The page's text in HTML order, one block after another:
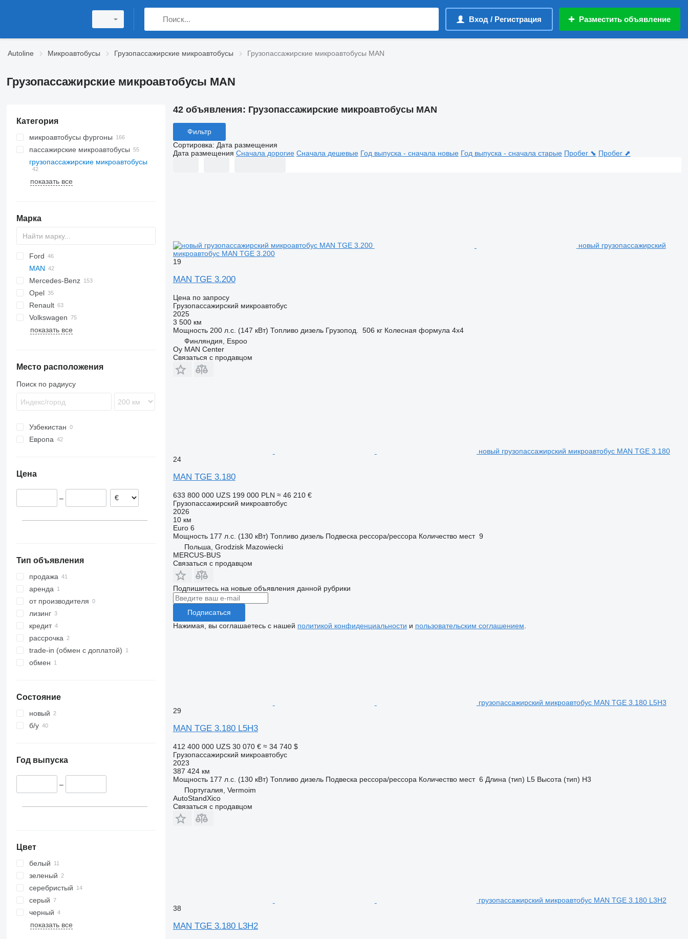
Вход / Регистрация Разместить объявление
Autoline Микроавтобусы Грузопассажирские микроавтобусы Грузопассажирские микроавтобусы MAN
Грузопассажирские микроавтобусы MAN
Категория
микроавтобусы фургоны
пассажирские микроавтобусы
грузопассажирские микроавтобусы
показать все
Марка
Jumper
Jumpy
Ducato
Scudo
Talento
Ford
L-series
Transit
Daily
MAN
TGE
TGE 3.140
TGE 3.160
TGE 3.180
TGE 3.200
Mercedes-Benz
Sprinter
V-Class
Vario
Viano
Caravan
Clipper
NV
Vanette
Opel
Movano
Vivaro
Boxer
Expert
Renault
G-series
Master
Hiace
Lite Ace
Volkswagen
Caravelle
LT
Transporter
2206
показать все
Место расположения
Поиск по радиусу
Узбекистан
Европа
Финляндия
Португалия
Цена
–
Тип объявления
продажа
аренда
от производителя
лизинг
кредит
рассрочка
trade-in (обмен с доплатой)
обмен
Состояние
новый
б/у
Год выпуска
–
Цвет
белый
зеленый
серебристый
серый
черный
показать все
42 объявления: Грузопассажирские микроавтобусы MAN
Фильтр
Сортировка: Дата размещения
Дата размещения Сначала дорогие Сначала дешевые Год выпуска - сначала новые Год выпуска - сначала старые Пробег ⬊ Пробег ⬈
новый грузопассажирский
микроавтобус MAN TGE 3.200
19
MAN TGE 3.200
Цена по запросу
Грузопассажирский микроавтобус
2025
3 500 км
Мощность 200 л.с. (147 кВт) Топливо дизель Грузопод. 506 кг Колесная формула 4x4
Финляндия, Espoo
Oy MAN Center
Связаться с продавцом
новый грузопассажирский микроавтобус MAN TGE 3.180
24
MAN TGE 3.180
633 800 000 UZS 199 000 PLN ≈ 46 210 €
Грузопассажирский микроавтобус
2026
10 км
Euro 6
Мощность 177 л.с. (130 кВт) Топливо дизель Подвеска рессора/рессора Количество мест 9
Польша, Grodzisk Mazowiecki
MERCUS-BUS
Связаться с продавцом
Подпишитесь на новые объявления данной рубрики
Подписаться
Нажимая, вы соглашаетесь с нашей политикой конфиденциальности и пользовательским соглашением
грузопассажирский микроавтобус MAN TGE 3.180 L5H3
29
MAN TGE 3.180 L5H3
412 400 000 UZS 30 070 € ≈ 34 740 $
Грузопассажирский микроавтобус
2023
387 424 км
Мощность 177 л.с. (130 кВт) Топливо дизель Подвеска рессора/рессора Количество мест 6 Длина (тип) L5 Высота (тип) H3
Португалия, Vermoim
AutoStandXico
Связаться с продавцом
грузопассажирский микроавтобус MAN TGE 3.180 L3H2
38
MAN TGE 3.180 L3H2